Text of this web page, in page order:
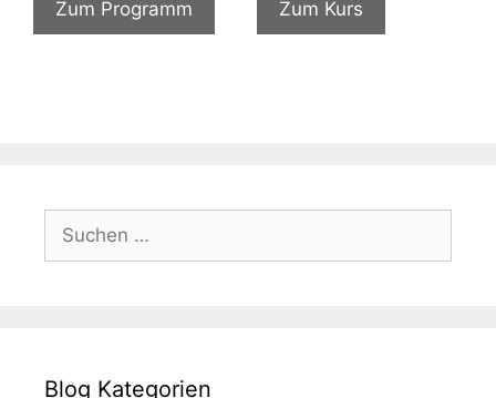
€491,00 €441,90.
Zum Programm
€124,99
Zum Kurs
Suchen
nach:
Blog Kategorien